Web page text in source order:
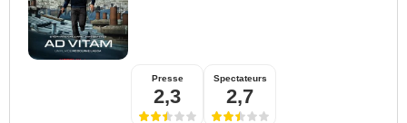
Presse
2,3
Spectateurs
2,7